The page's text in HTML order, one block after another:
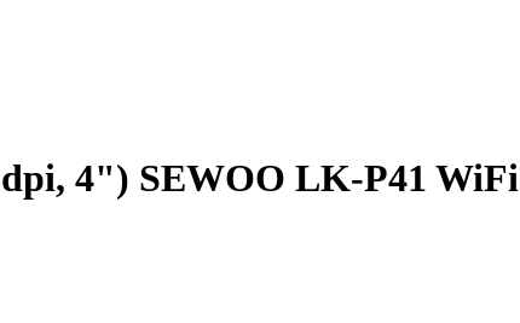
4") SEWOO LK-P41 WiFi